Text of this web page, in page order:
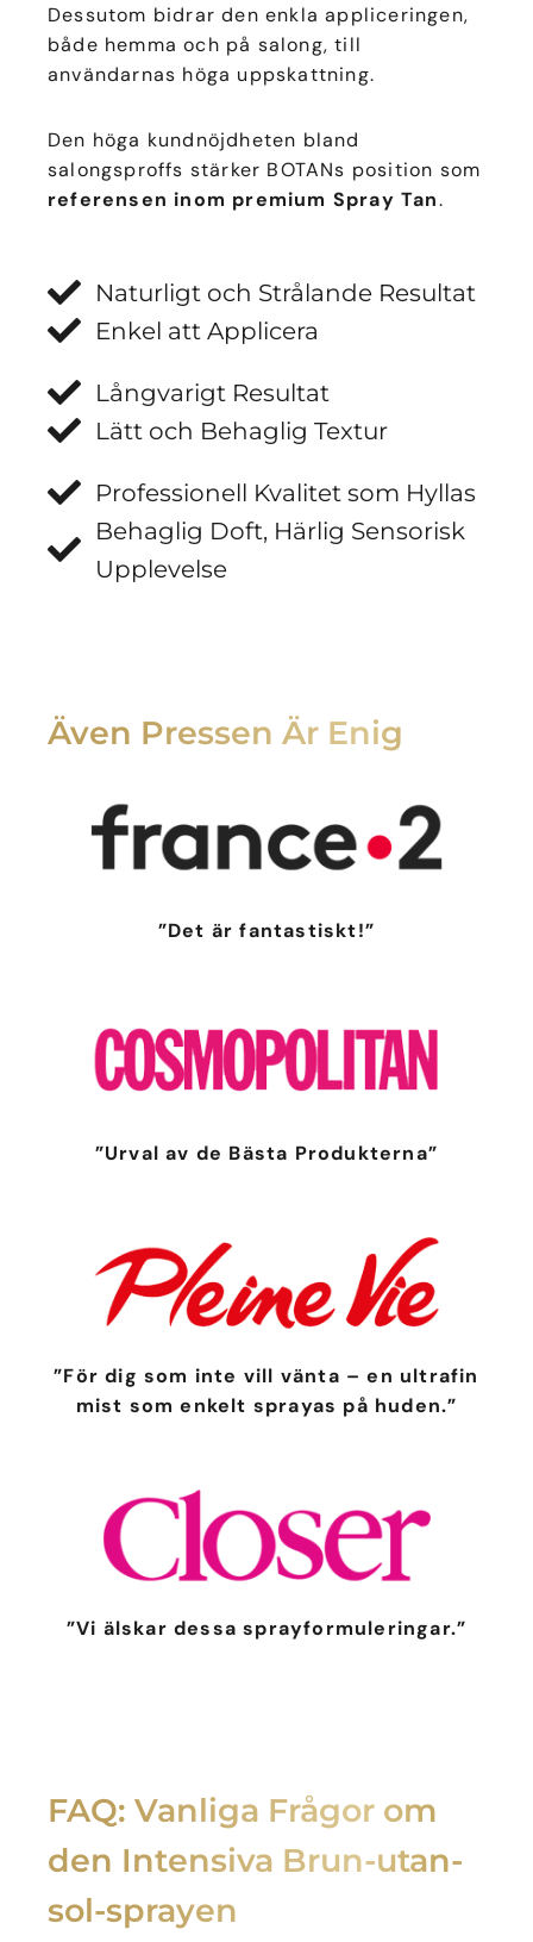
Dessutom bidrar den enkla appliceringen,
både hemma och på salong, till
användarnas höga uppskattning.
Den höga kundnöjdheten bland
salongsproffs stärker BOTANs position som
referensen inom premium Spray Tan.
Naturligt och Strålande Resultat
Enkel att Applicera
Långvarigt Resultat
Lätt och Behaglig Textur
Professionell Kvalitet som Hyllas
Behaglig Doft, Härlig Sensorisk
Upplevelse
Även Pressen Är Enig
”Det är fantastiskt!”
”Urval av de Bästa Produkterna”
”För dig som inte vill vänta – en ultrafin
mist som enkelt sprayas på huden.”
”Vi älskar dessa sprayformuleringar.”
FAQ: Vanliga Frågor om
den Intensiva Brun-utan-
sol-sprayen